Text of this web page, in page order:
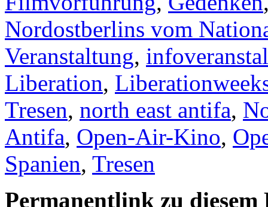
Nordostberlins vom
Veranstaltung,
Liberation,
Tresen, north east antifa,
Antifa, Open-Air-Kino,
Spanien, Tresen
Permanentlink zu